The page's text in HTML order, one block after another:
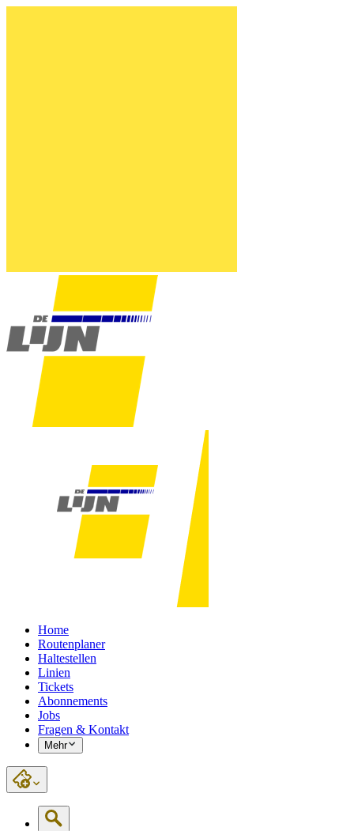
Home
Routenplaner
Haltestellen
Linien
Tickets
Abonnements
Jobs
Fragen & Kontakt
Mehr